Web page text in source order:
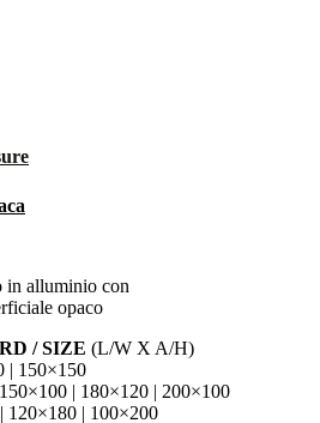
in alluminio con
opaco
/ SIZE (L/W X A/H)
| 150×150
| 180×120 | 200×100
120×180 | 100×200